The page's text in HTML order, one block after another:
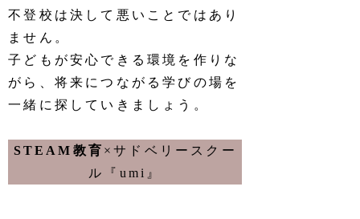
不登校は決して悪いことではあり
ません。
子どもが安心できる環境を作りな
がら、将来につながる学びの場を
一緒に探していきましょう。
STEAM教育 ×サドベリースクー
ル『umi』